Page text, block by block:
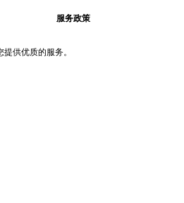
服务政策
供优质的服务。